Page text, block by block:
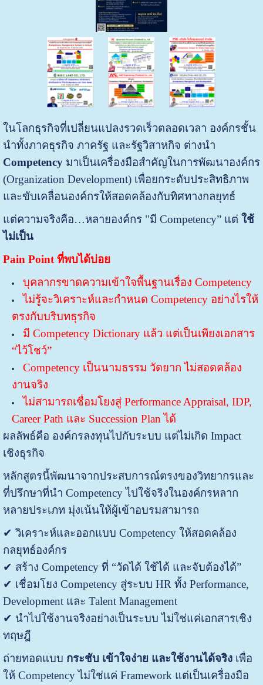
ในโลกธุรกิจที่เปลี่ยนแปลงรวดเร็วตลอดเวลา องค์กรชั้น
นำทั้งภาคธุรกิจ ภาครัฐ และรัฐวิสาหกิจ ต่างนำ
Competencyมาเป็นเครื่องมือสำคัญในการพัฒนาองค์กร
(Organization Development) เพื่อยกระดับประสิทธิภาพ
และขับเคลื่อนองค์กรให้สอดคล้องกับทิศทางกลยุทธ์
แต่ความจริงคือ…หลายองค์กร "มี Competency” แต่ ใช้
ไม่เป็น
Pain Point ที่พบได้บ่อย
บุคลากรขาดความเข้าใจพื้นฐานเรื่อง Competency
ไม่รู้จะวิเคราะห์และกำหนด Competency อย่างไรให้
ตรงกับบริบทธุรกิจ
มี Competency Dictionary แล้ว แต่เป็นเพียงเอกสาร
“ไว้โชว์”
Competency เป็นนามธรรม วัดยาก ไม่สอดคล้อง
งานจริง
ไม่สามารถเชื่อมโยงสู่ Performance Appraisal, IDP,
Career Path และ Succession Plan ได้
ผลลัพธ์คือ องค์กรลงทุนไปกับระบบ แต่ไม่เกิด Impact
เชิงธุรกิจ
หลักสูตรนี้พัฒนาจากประสบการณ์ตรงของวิทยากรและ
ที่ปรึกษาที่นำ Competency ไปใช้จริงในองค์กรหลาก
หลายประเภท มุ่งเน้นให้ผู้เข้าอบรมสามารถ
✔ วิเคราะห์และออกแบบ Competency ให้สอดคล้อง
กลยุทธ์องค์กร
✔ สร้าง Competency ที่ “วัดได้ ใช้ได้ และจับต้องได้”
✔ เชื่อมโยง Competency สู่ระบบ HR ทั้ง Performance,
Development และ Talent Management
✔ นำไปใช้งานจริงอย่างเป็นระบบ ไม่ใช่แค่เอกสารเชิง
ทฤษฎี
ถ่ายทอดแบบ กระชับ เข้าใจง่าย และใช้งานได้จริง เพื่อ
ให้ Competency ไม่ใช่แค่ Framework แต่เป็นเครื่องมือ